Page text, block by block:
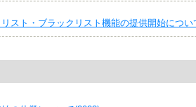
スト・ブラックリスト機能の提供開始につい